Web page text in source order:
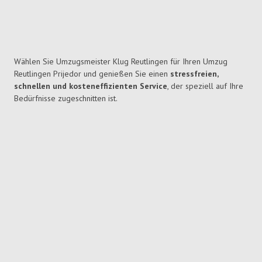
Wählen Sie Umzugsmeister Klug Reutlingen für Ihren Umzug
Reutlingen Prijedor und genießen Sie einen stressfreien,
schnellen und kosteneffizienten Service, der speziell auf Ihre
Bedürfnisse zugeschnitten ist.